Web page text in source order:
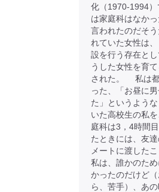
化（1970-1994）
は家庭科はなか
言われたのだそ
れていた女性は
設を行う存在と
うした女性を育
された。 私は都
った、「お昼に
た」というよう
いた高校生の私
庭科は3，4時間
たときには、友
メートに渡した
私は、誰かのた
かったのだけど
ら、苦手）、あ